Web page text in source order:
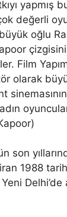
yapmış
değerli
oğlu
Film
olarak
son
1988
Delhi’de